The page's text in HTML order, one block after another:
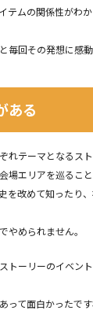
テムの関係性がわ
毎回その発想に感
ある
れテーマとなるスト
場エリアを巡ること
を改めて知ったり
やめられません。
トーリーのイベン
って面白かったです